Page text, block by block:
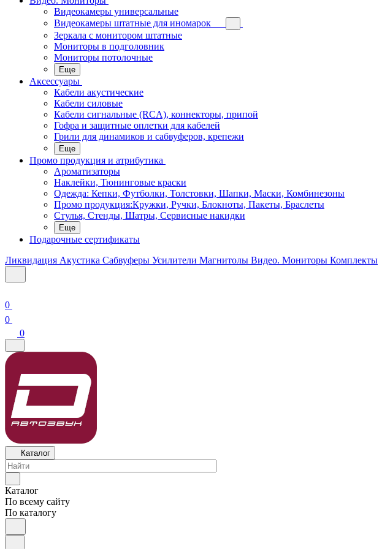
Видеокамеры универсальные
Видеокамеры штатные для иномарок
Зеркала с монитором штатные
Мониторы в подголовник
Мониторы потолочные
Еще
Аксессуары
Кабели акустические
Кабели силовые
Кабели сигнальные (RCA), коннекторы, припой
Гофра и защитные оплетки для кабелей
Грили для динамиков и сабвуферов, крепежи
Еще
Промо продукция и атрибутика
Ароматизаторы
Наклейки, Тюнинговые краски
Одежда: Кепки, Футболки, Толстовки, Шапки, Маски, Комбинезоны
Промо продукция:Кружки, Ручки, Блокноты, Пакеты, Браслеты
Стулья, Стенды, Шатры, Сервисные накидки
Еще
Подарочные сертификаты
Ликвидация Акустика Сабвуферы Усилители Магнитолы Видео. Мониторы Комплекты
0
0
0
Каталог
Каталог
По всему сайту
По каталогу